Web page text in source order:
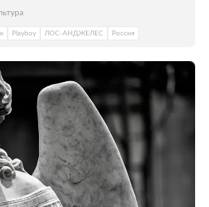
Playboy ЛОС-АНДЖЕЛЕС Россия